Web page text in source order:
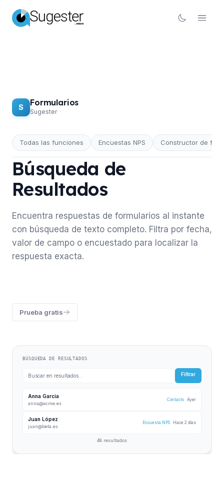
S Formularios
Sugester
Todas las funciones Encuestas NPS Constructor de
FORMULARIOS
Búsqueda de
Resultados
Encuentra respuestas de formularios al instante
con búsqueda de texto completo. Filtra por fecha,
valor de campo o encuestado para localizar la
respuesta exacta.
Prueba gratis
BÚSQUEDA DE RESULTADOS
Buscar en resultados... Filtrar
Anna García
anna@acme.es
Contacto Ayer
Juan López
juan@beta.es
Encuesta NPS Hace 2 días
48 resultados